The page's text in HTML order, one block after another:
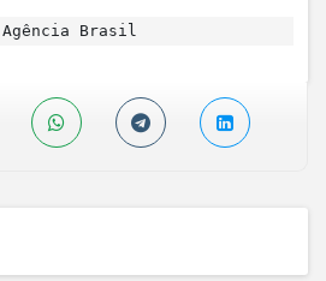
Agência Brasil